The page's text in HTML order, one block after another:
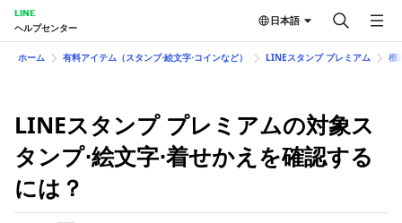
LINE
ヘルプセンター
日本語
ホーム 有料アイテム（スタンプ⋅絵文字⋅コインなど） LINEスタンプ プレミアム 機
LINEスタンプ プレミアムの対象ス
タンプ⋅絵文字⋅着せかえを確認する
には？